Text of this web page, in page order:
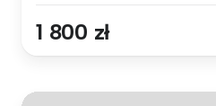
1 800 zł